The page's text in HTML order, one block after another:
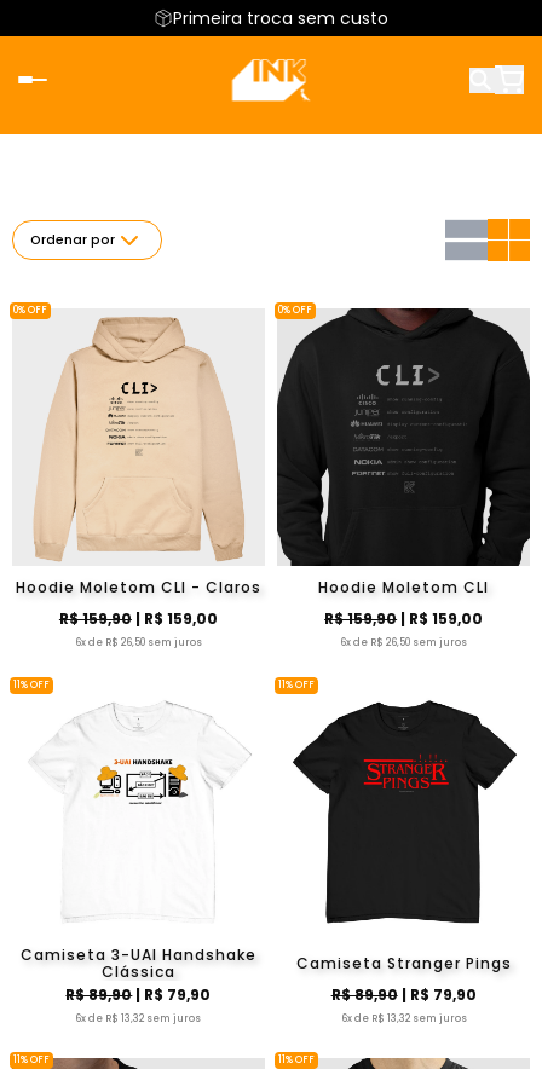
Primeira troca sem custo
Ordenar por
Hoodie Moletom CLI - Claros
R$ 159,90| R$ 159,00
6x de R$ 26,50 sem juros
0% OFF
Hoodie Moletom CLI
R$ 159,90| R$ 159,00
6x de R$ 26,50 sem juros
0% OFF
Camiseta 3-UAI Handshake
Clássica
R$ 89,90| R$ 79,90
6x de R$ 13,32 sem juros
11% OFF
Camiseta Stranger Pings
R$ 89,90| R$ 79,90
6x de R$ 13,32 sem juros
11% OFF
11% OFF 11% OFF